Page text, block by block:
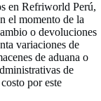
en Refriworld Perú,
el momento de la
o devoluciones
variaciones de
de aduana o
de
por este